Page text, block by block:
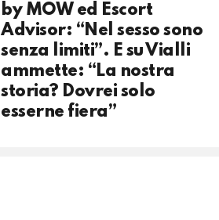
by MOW ed Escort
Advisor: “Nel sesso sono
senza limiti”. E su Vialli
ammette: “La nostra
storia? Dovrei solo
esserne fiera”